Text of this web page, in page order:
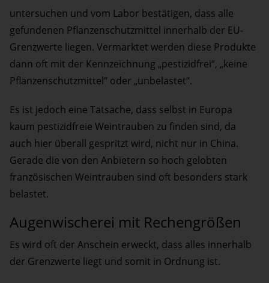
untersuchen und vom Labor bestätigen, dass alle
gefundenen Pflanzenschutzmittel innerhalb der EU-
Grenzwerte liegen. Vermarktet werden diese Produkte
dann oft mit der Kennzeichnung „pestizidfrei“, „keine
Pflanzenschutzmittel“ oder „unbelastet“.
Es ist jedoch eine Tatsache, dass selbst in Europa
kaum pestizidfreie Weintrauben zu finden sind, da
auch hier überall gespritzt wird, nicht nur in China.
Gerade die von den Anbietern so hoch gelobten
französischen Weintrauben sind oft besonders stark
belastet.
Augenwischerei mit Rechengrößen
Es wird oft der Anschein erweckt, dass alles innerhalb
der Grenzwerte liegt und somit in Ordnung ist.